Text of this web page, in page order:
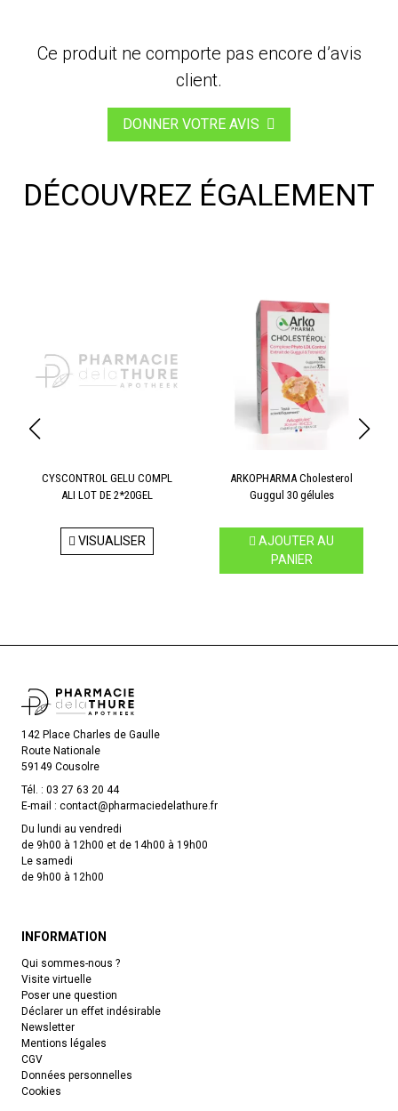
Ce produit ne comporte pas encore d’avis
client.
DONNER VOTRE AVIS
DÉCOUVREZ ÉGALEMENT
CYSCONTROL GELU COMPL
ALI LOT DE 2*20GEL
VISUALISER
ARKOPHARMA Cholesterol
Guggul 30 gélules
AJOUTER AU
PANIER
142 Place Charles de Gaulle
Route Nationale
59149 Cousolre
Tél. : 03 27 63 20 44
E-mail : contact@pharmaciedelathure.fr
Du lundi au vendredi
de 9h00 à 12h00 et de 14h00 à 19h00
Le samedi
de 9h00 à 12h00
INFORMATION
Qui sommes-nous ?
Visite virtuelle
Poser une question
Déclarer un effet indésirable
Newsletter
Mentions légales
CGV
Données personnelles
Cookies